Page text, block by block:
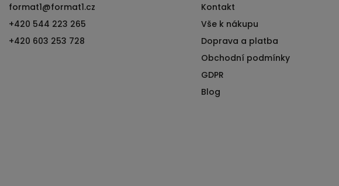
format1@format1.cz
+420 544 223 265
+420 603 253 728
Kontakt
Vše k nákupu
Doprava a platba
Obchodní podmínky
GDPR
Blog